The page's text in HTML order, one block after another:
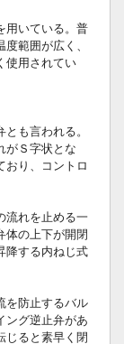
用いている。普
範囲が広く、
使用されてい
も言われる。
がＳ字状とな
おり、コントロ
流れを止める一
体の上下が開閉
降する内ねじ式
を防止するバル
ング逆止弁があ
じると素早く閉